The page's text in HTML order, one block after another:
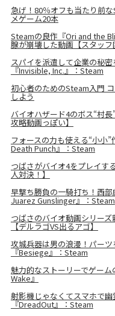
急げ！80％オフも当たり前
メゲーム20本
Steamの良作『Ori and the
腺が崩壊した動画【スタッフ
スパイを派遣して企業の秘
『Invisible, Inc.』：Steam
初心者のためのSteam入門
しよう
バイオハザード4のボス“村
攻略動画っぽい】
フォースの力も使える“小小
Death Punch』：Steam
つばさがバイオ4をプレイす
人対決！】
早撃ち勝負の一騎打ち！西
Juarez Gunslinger』：Steam
つばさのバイオ動画シリー
【デルラゴVS出るアゴ】
攻城兵器は男の浪漫！パー
『Besiege』：Steam
魅力的なストーリーでゲー
Wake』
射影機じゃなくてスマホで
『DreadOut』：Steam